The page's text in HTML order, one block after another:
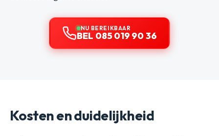
NU BEREIKBAAR
BEL 085 019 90 36
Kosten en duidelijkheid